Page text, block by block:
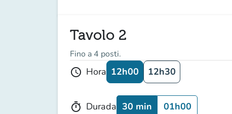
Tavolo 2
Fino a 4 posti.
schedule Hora 12h00 12h30
timer Durada 30 min 01h00